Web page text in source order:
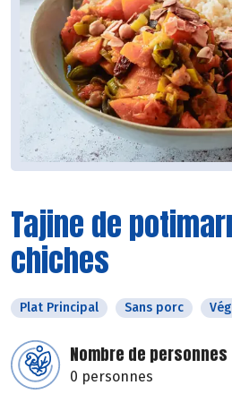
Tajine de
chiches
Plat Principal Sans porc
Nombre de personnes
0 personnes